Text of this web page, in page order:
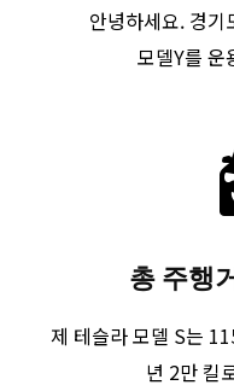
안녕하세요. 경기
모델Y를 운
총 주행
제 테슬라 모델 S는
년 2만 킬